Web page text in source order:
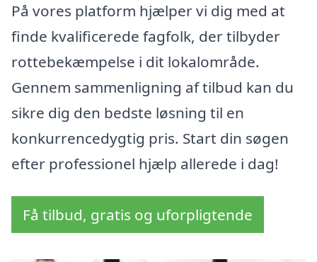
På vores platform hjælper vi dig med at
finde kvalificerede fagfolk, der tilbyder
rottebekæmpelse i dit lokalområde.
Gennem sammenligning af tilbud kan du
sikre dig den bedste løsning til en
konkurrencedygtig pris. Start din søgen
efter professionel hjælp allerede i dag!
Få tilbud, gratis og uforpligtende